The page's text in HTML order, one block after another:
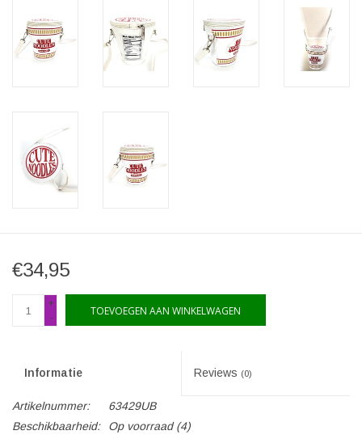
€34,95
+
-
TOEVOEGEN AAN WINKELWAGEN
Informatie Reviews (0)
Artikelnummer:
63429UB
Beschikbaarheid:
Op voorraad(4)